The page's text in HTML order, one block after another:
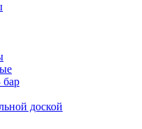
бар
доской